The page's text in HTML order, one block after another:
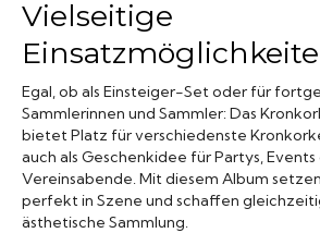
Vielseitige
Egal, ob als Einsteiger-Set oder für
Sammlerinnen und Sammler: Das
bietet Platz für verschiedenste
auch als Geschenkidee für Partys,
Vereinsabende. Mit diesem Album
perfekt in Szene und schaffen
ästhetische Sammlung.